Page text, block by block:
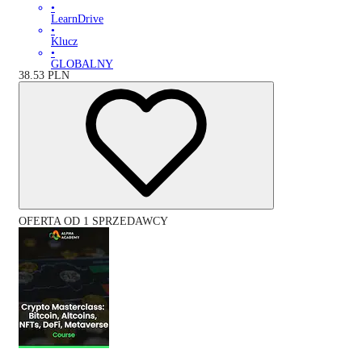
•
LearnDrive
•
Klucz
•
GLOBALNY
38.53 PLN
OFERTA OD 1 SPRZEDAWCY